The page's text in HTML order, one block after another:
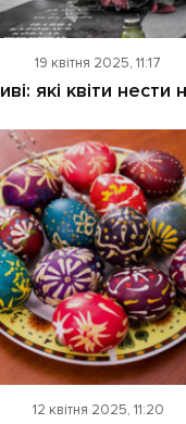
19 квітня 2025, 11:17
які квіти
12 квітня 2025, 11:20